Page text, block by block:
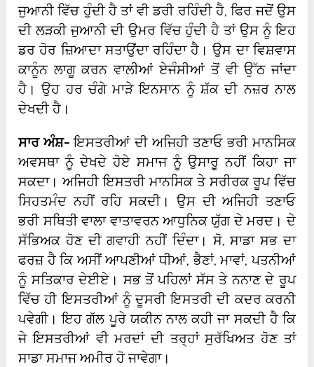
ਜੁਆਨੀ ਵਿੱਚ ਹੁੰਦੀ ਹੈ ਤਾਂ ਵੀ ਡਰੀ ਰਹਿੰਦੀ ਹੈ, ਫਿਰ ਜਦੋਂ ਉਸ
ਦੀ ਲੜਕੀ ਜੁਆਨੀ ਦੀ ਉਮਰ ਵਿੱਚ ਹੁੰਦੀ ਹੈ ਤਾਂ ਉਸ ਨੂੰ ਇਹ
ਡਰ ਹੋਰ ਜ਼ਿਆਦਾ ਸਤਾਉਂਦਾ ਰਹਿੰਦਾ ਹੈ। ਉਸ ਦਾ ਵਿਸ਼ਵਾਸ
ਕਾਨੂੰਨ ਲਾਗੂ ਕਰਨ ਵਾਲੀਆਂ ਏਜੰਸੀਆਂ ਤੋਂ ਵੀ ਉੱਠ ਜਾਂਦਾ
ਹੈ। ਉਹ ਹਰ ਚੰਗੇ ਮਾੜੇ ਇਨਸਾਨ ਨੂੰ ਸ਼ੱਕ ਦੀ ਨਜ਼ਰ ਨਾਲ
ਦੇਖਦੀ ਹੈ।
ਸਾਰ ਅੰਸ਼- ਇਸਤਰੀਆਂ ਦੀ ਅਜਿਹੀ ਤਣਾਓ ਭਰੀ ਮਾਨਸਿਕ
ਅਵਸਥਾ ਨੂੰ ਦੇਖਦੇ ਹੋਏ ਸਮਾਜ ਨੂੰ ਉਸਾਰੂ ਨਹੀਂ ਕਿਹਾ ਜਾ
ਸਕਦਾ। ਅਜਿਹੀ ਇਸਤਰੀ ਮਾਨਸਿਕ ਤੇ ਸਰੀਰਕ ਰੂਪ ਵਿੱਚ
ਸਿਹਤਮੰਦ ਨਹੀਂ ਰਹਿ ਸਕਦੀ। ਉਸ ਦੀ ਅਜਿਹੀ ਤਣਾਓ
ਭਰੀ ਸਥਿਤੀ ਵਾਲਾ ਵਾਤਾਵਰਨ ਆਧੁਨਿਕ ਯੁੱਗ ਦੇ ਮਰਦ। ਦੇ
ਸੱਭਿਅਕ ਹੋਣ ਦੀ ਗਵਾਹੀ ਨਹੀਂ ਦਿੰਦਾ। ਸੋ, ਸਾਡਾ ਸਭ ਦਾ
ਫਰਜ਼ ਹੈ ਕਿ ਅਸੀਂ ਆਪਣੀਆਂ ਧੀਆਂ, ਭੈਣਾਂ, ਮਾਵਾਂ, ਪਤਨੀਆਂ
ਨੂੰ ਸਤਿਕਾਰ ਦੇਈਏ। ਸਭ ਤੋਂ ਪਹਿਲਾਂ ਸੱਸ ਤੇ ਨਨਾਣ ਦੇ ਰੂਪ
ਵਿੱਚ ਹੀ ਇਸਤਰੀਆਂ ਨੂੰ ਦੂਸਰੀ ਇਸਤਰੀ ਦੀ ਕਦਰ ਕਰਨੀ
ਪਵੇਗੀ। ਇਹ ਗੱਲ ਪੂਰੇ ਯਕੀਨ ਨਾਲ ਕਹੀ ਜਾ ਸਕਦੀ ਹੈ ਕਿ
ਜੇ ਇਸਤਰੀਆਂ ਵੀ ਮਰਦਾਂ ਦੀ ਤਰ੍ਹਾਂ ਸੁਰੱਖਿਅਤ ਹੋਣ ਤਾਂ
ਸਾਡਾ ਸਮਾਜ ਅਮੀਰ ਹੋ ਜਾਵੇਗਾ।